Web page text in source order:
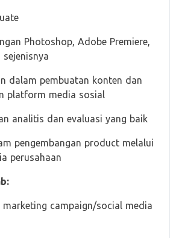
Photoshop, Adobe Premiere,
sejenisnya
dalam pembuatan konten dan
platform media sosial
analitis dan evaluasi yang baik
pengembangan product melalui
perusahaan
campaign/social media